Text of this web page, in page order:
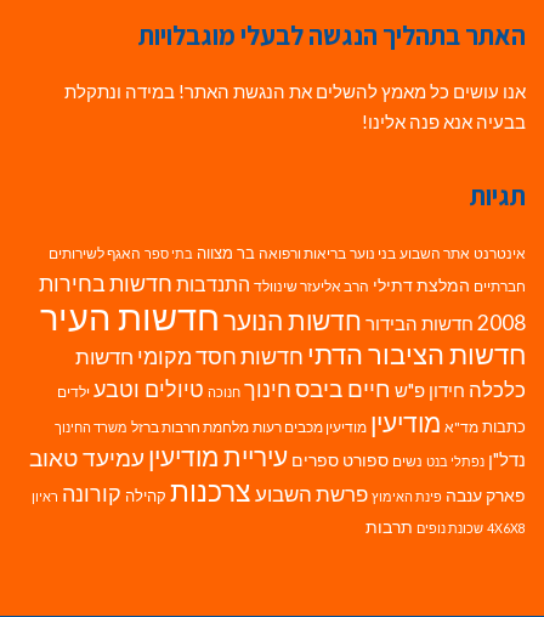
האתר בתהליך הנגשה לבעלי מוגבלויות
אנו עושים כל מאמץ להשלים את הנגשת האתר! במידה ונתקלת
בבעיה אנא פנה אלינו!
תגיות
אינטרנט אתר השבוע בני נוער בריאות ורפואה בר מצווה בתי ספר האגף לשירותים
חברתיים המלצת דתילי הרב אליעזר שינוולד התנדבות חדשות בחירות
2008 חדשות הבידור חדשות הנוערחדשות העיר
חדשות הציבור הדתי חדשות חסד מקומי חדשות
כלכלה חידון פ"ש חיים ביבסחינוך חנוכה טיולים וטבע ילדים
כתבות מד"א מודיעין מודיעין מכבים רעות מלחמת חרבות ברזל משרד החינוך
נדל"ן נפתלי בנט נשים ספורט ספרים עיריית מודיעין עמיעד טאוב
פארק ענבה פינת האימוץ פרשת השבועצרכנות קהילה קורונה ראיון
4X6X8 שכונת נופים תרבות